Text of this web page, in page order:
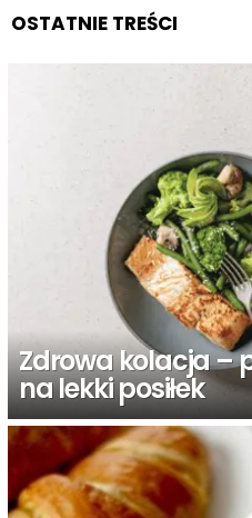
OSTATNIE TREŚCI
Zdrowa kolacja –
na lekki posiłek